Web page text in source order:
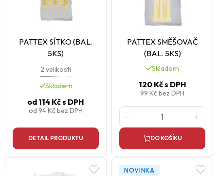
PATTEX SÍTKO (BAL.
5KS)
2 velikosti
Skladem
od 114 Kčs DPH
od 94 Kčbez DPH
DETAIL PRODUKTU
PATTEX SMĚŠOVAČ
(BAL. 5KS)
Skladem
120 Kčs DPH
99 Kčbez DPH
DO KOŠÍKU
NOVINKA